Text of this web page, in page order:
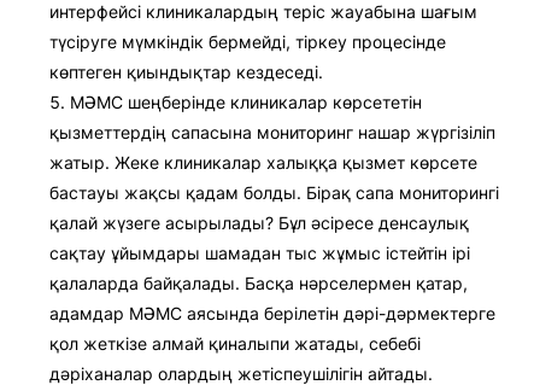
интерфейсі клиникалардың теріс жауабына шағым
түсіруге мүмкіндік бермейді, тіркеу процесінде
көптеген қиындықтар кездеседі.
МӘМС шеңберінде клиникалар көрсететін
қызметтердің сапасына мониторинг нашар жүргізіліп
жатыр. Жеке клиникалар халыққа қызмет көрсете
бастауы жақсы қадам болды. Бірақ сапа мониторингі
қалай жүзеге асырылады? Бұл әсіресе денсаулық
сақтау ұйымдары шамадан тыс жұмыс істейтін ірі
қалаларда байқалады. Басқа нәрселермен қатар,
адамдар МӘМС аясында берілетін дәрі-дәрмектерге
қол жеткізе алмай қиналыпи жатады, себебі
дәріханалар олардың жетіспеушілігін айтады.